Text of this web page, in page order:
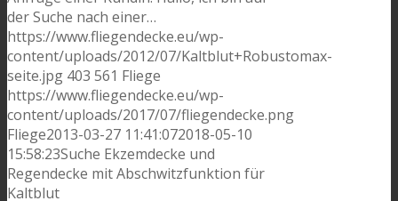
der Suche nach einer…
https://www.fliegendecke.eu/wp-
content/uploads/2012/07/Kaltblut+Robustomax-
seite.jpg 403 561 Fliege
https://www.fliegendecke.eu/wp-
content/uploads/2017/07/fliegendecke.png
Fliege2013-03-27 11:41:072018-05-10
15:58:23Suche Ekzemdecke und
Regendecke mit Abschwitzfunktion für
Kaltblut